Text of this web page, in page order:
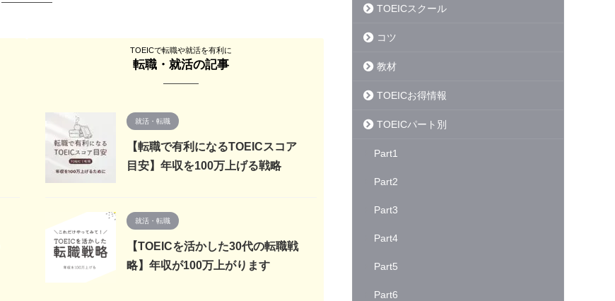
TOEICで転職や就活を有利に
転職・就活の記事
就活・転職
【転職で有利になるTOEICスコア
目安】年収を100万上げる戦略
就活・転職
【TOEICを活かした30代の転職戦
略】年収が100万上がります
TOEICスクール
コツ
教材
TOEICお得情報
TOEICパート別
Part1
Part2
Part3
Part4
Part5
Part6